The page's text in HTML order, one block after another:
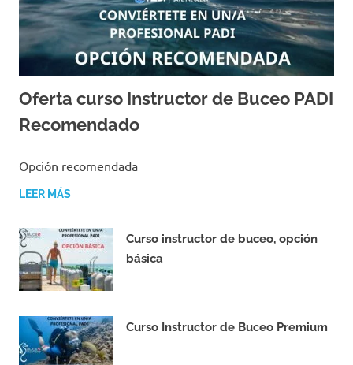
Oferta curso Instructor de Buceo PADI
Recomendado
Opción recomendada
LEER MÁS
Curso instructor de buceo, opción
básica
Curso Instructor de Buceo Premium